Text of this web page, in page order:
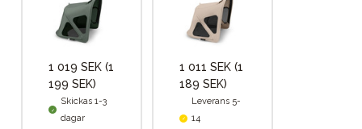
1 019 SEK (1
199 SEK)
Skickas 1-3
dagar
1 011 SEK (1
189 SEK)
Leverans 5-
14